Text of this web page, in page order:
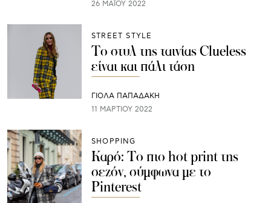
26 ΜΑΪ́ΟΥ 2022
STREET STYLE
Το στυλ της ταινίας Clueless
είναι και πάλι τάση
ΓΙΌΛΑ ΠΑΠΑΔΆΚΗ
11 ΜΑΡΤΊΟΥ 2022
SHOPPING
Καρό: Το πιο hot print της
σεζόν, σύμφωνα με το
Pinterest